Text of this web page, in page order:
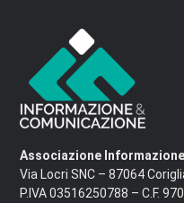
Associazione
Via Locri SNC – 87064
P.IVA 03516250788 – C.F.